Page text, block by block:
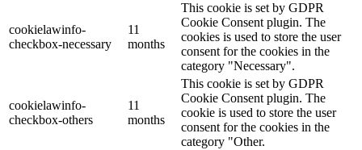
cookielawinfo-
checkbox-necessary
11
months
This cookie is set by GDPR
Cookie Consent plugin. The
cookies is used to store the user
consent for the cookies in the
category "Necessary".
cookielawinfo-
checkbox-others
11
months
This cookie is set by GDPR
Cookie Consent plugin. The
cookie is used to store the user
consent for the cookies in the
category "Other.